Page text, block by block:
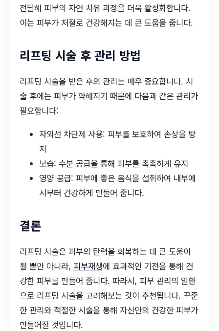
전달해 피부의 자연 치유 과정을 더욱 활성화합니다.
이는 피부가 저절로 건강해지는 데 큰 도움을 줍니다.
리프팅 시술 후 관리 방법
리프팅 시술을 받은 후의 관리는 매우 중요합니다. 시
술 후에는 피부가 약해지기 때문에 다음과 같은 관리가
필요합니다:
자외선 차단제 사용: 피부를 보호하여 손상을 방
지
보습: 수분 공급을 통해 피부를 촉촉하게 유지
영양 공급: 피부에 좋은 음식을 섭취하여 내부에
서부터 건강하게 만들어 줍니다.
결론
리프팅 시술은 피부의 탄력을 회복하는 데 큰 도움이
될 뿐만 아니라, 피부재생에 효과적인 기전을 통해 건
강한 피부를 만들어 줍니다. 따라서, 피부 관리의 일환
으로 리프팅 시술을 고려해보는 것이 추천됩니다. 꾸준
한 관리와 적절한 시술을 통해 자신만의 건강한 피부가
만들어질 것입니다.